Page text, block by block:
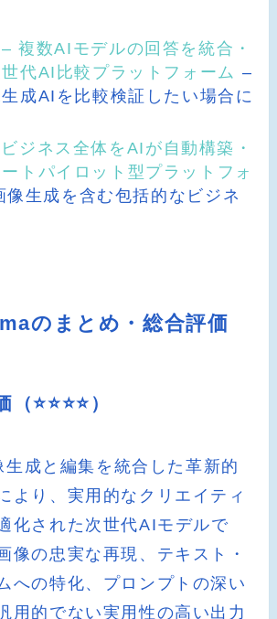
複数AIモデルの回答を統合・
代AI比較プラットフォーム –
成AIを比較検証したい場合に
ジネス全体をAIが自動構築・
トパイロット型プラットフォ
像生成を含む包括的なビジネ
のまとめ・総合評価
⭐️⭐️⭐️⭐️）
成と編集を統合した革新的
より、実用的なクリエイティ
化された次世代AIモデルで
像の忠実な再現、テキスト・
への特化、プロンプトの深い
用的でない実用性の高い出力